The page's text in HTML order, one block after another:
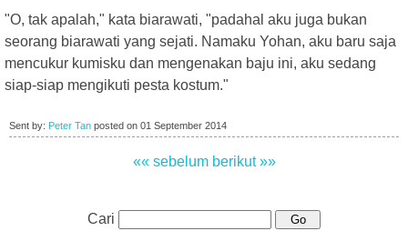
"O, tak apalah," kata biarawati, "padahal aku juga bukan
seorang biarawati yang sejati. Namaku Yohan, aku baru saja
mencukur kumisku dan mengenakan baju ini, aku sedang
siap-siap mengikuti pesta kostum."
Sent by: Peter Tan posted on 01 September 2014
«« sebelum berikut »»
Cari